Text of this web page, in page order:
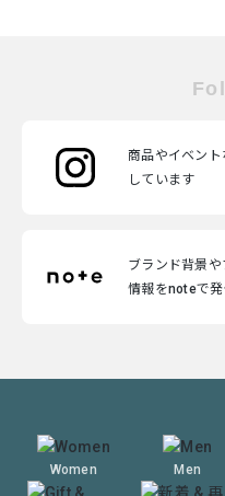
商品やイベン
しています
ブランド背景
情報をnoteで
Women Men